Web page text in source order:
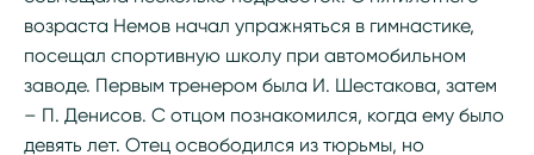
возраста Немов начал упражняться в гимнастике,
посещал спортивную школу при автомобильном
заводе. Первым тренером была И. Шестакова, затем
– П. Денисов. С отцом познакомился, когда ему было
девять лет. Отец освободился из тюрьмы, но